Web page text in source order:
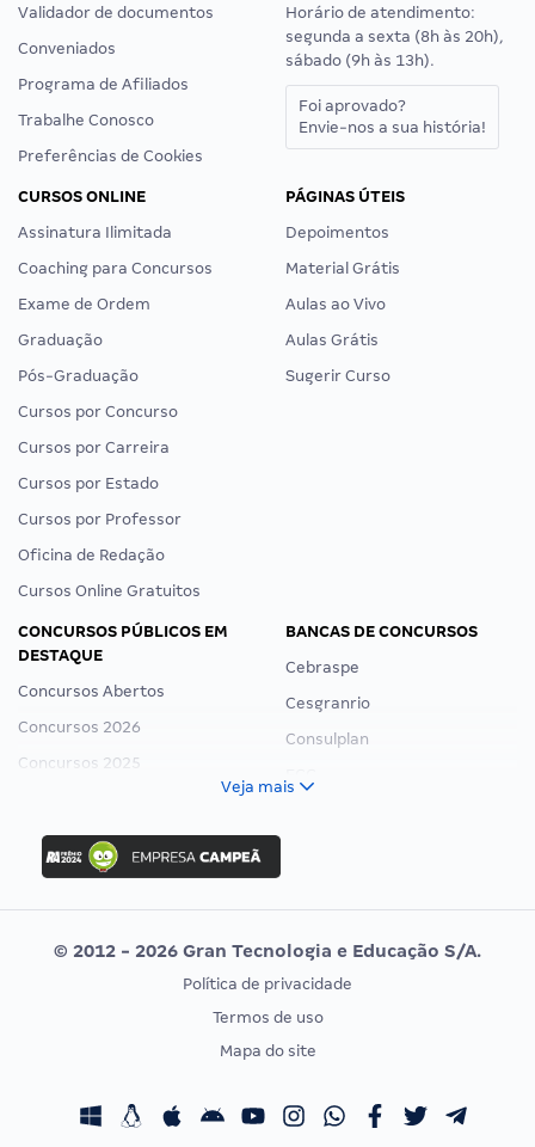
Validador de documentos
Conveniados
Programa de Afiliados
Trabalhe Conosco
Preferências de Cookies
Horário de atendimento:
segunda a sexta (8h às 20h),
sábado (9h às 13h).
Foi aprovado?
Envie-nos a sua história!
CURSOS ONLINE
Assinatura Ilimitada
Coaching para Concursos
Exame de Ordem
Graduação
Pós-Graduação
Cursos por Concurso
Cursos por Carreira
Cursos por Estado
Cursos por Professor
Oficina de Redação
Cursos Online Gratuitos
PÁGINAS ÚTEIS
Depoimentos
Material Grátis
Aulas ao Vivo
Aulas Grátis
Sugerir Curso
CONCURSOS PÚBLICOS EM
DESTAQUE
Concursos Abertos
Concursos 2026
Concursos 2025
Concurso Ibama
Concurso MPU
Editais publicados
BANCAS DE CONCURSOS
Cebraspe
Cesgranrio
Consulplan
Vunesp
CONCURSOS POR PROFISSÃO
Concursos Fiscais
EXAME DE ORDEM
Calendário OAB
Veja mais
© 2012 - 2026 Gran Tecnologia e Educação S/A.
Política de privacidade
Termos de uso
Mapa do site